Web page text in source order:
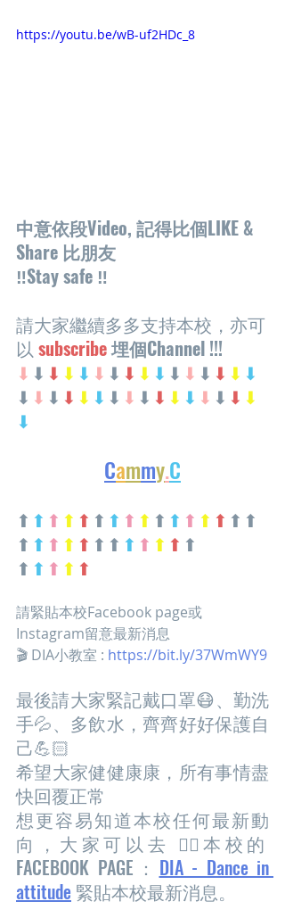
https://youtu.be/wB-uf2HDc_8
中意依段Video, 記得比個LIKE &
Share 比朋友
‼️Stay safe ‼️
請大家繼續多多支持本校，亦可
以 subscribe埋個Channel !!!
⬇ ⬇ ⬇ ⬇ ⬇ ⬇ ⬇ ⬇ ⬇ ⬇ ⬇ ⬇ ⬇ ⬇ ⬇ ⬇
⬇ ⬇ ⬇ ⬇ ⬇ ⬇ ⬇ ⬇ ⬇ ⬇ ⬇ ⬇ ⬇ ⬇ ⬇ ⬇
⬇
Cammy.C
⬆ ⬆ ⬆ ⬆ ⬆ ⬆ ⬆ ⬆ ⬆ ⬆ ⬆ ⬆ ⬆ ⬆ ⬆⬆
⬆ ⬆ ⬆ ⬆ ⬆ ⬆⬆ ⬆ ⬆ ⬆ ⬆ ⬆
⬆ ⬆ ⬆ ⬆ ⬆
請緊貼本校Facebook page或
Instagram留意最新消息
🎬 DIA小教室 : https://bit.ly/37WmWY9
最後請大家緊記戴口罩😷、勤洗
手💦、多飲水，齊齊好好保護自
己💪🏻
希望大家健健康康，所有事情盡
快回覆正常
想更容易知道本校任何最新動
向，大家可以去 👍🏻本校的
FACEBOOK PAGE： DIA - Dance in
attitude 緊貼本校最新消息。